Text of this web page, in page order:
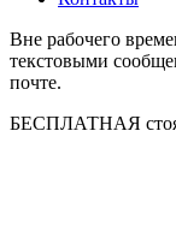
Вне рабочего
текстовыми
почте.
БЕСПЛАТНАЯ